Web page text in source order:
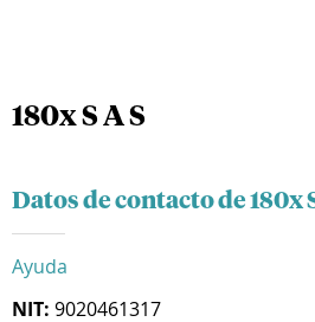
180x S A S
Datos de contacto de 180x
Ayuda
NIT: 9020461317